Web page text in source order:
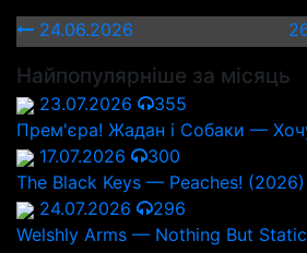
24.06.2026
Найпопулярніше за місяць
23.07.2026
355
Прем'єра! Жадан і Собаки —
17.07.2026
300
The Black Keys — Peaches! (2026)
24.07.2026
296
Welshly Arms — Nothing But